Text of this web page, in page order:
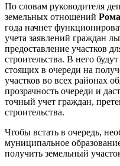
По словам руководителя
земельных отношений
года начнет
учета заявлений граждан
предоставление участков
строительства. В него
стоящих в очереди на
участков во всех районах
прозрачность очереди и
точный учет граждан,
строительства.
Чтобы встать в очередь,
муниципальное
получить земельный